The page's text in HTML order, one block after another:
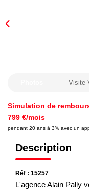
Simulation de
799 €/mois
pendant 20 ans à 3% avec un
Visite
Description
Réf : 15257
L'agence Alain Pally